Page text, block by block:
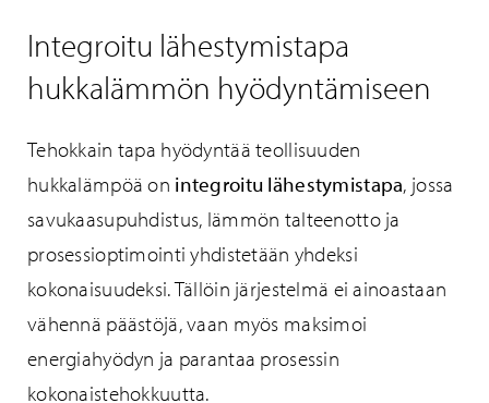
Integroitu lähestymistapa
hukkalämmön hyödyntämiseen
Tehokkain tapa hyödyntää teollisuuden
hukkalämpöä on integroitu lähestymistapa, jossa
savukaasupuhdistus, lämmön talteenotto ja
prosessioptimointi yhdistetään yhdeksi
kokonaisuudeksi. Tällöin järjestelmä ei ainoastaan
vähennä päästöjä, vaan myös maksimoi
energiahyödyn ja parantaa prosessin
kokonaistehokkuutta.